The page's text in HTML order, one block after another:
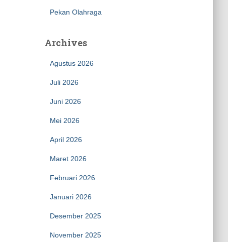
Pekan Olahraga
Archives
Agustus 2026
Juli 2026
Juni 2026
Mei 2026
April 2026
Maret 2026
Februari 2026
Januari 2026
Desember 2025
November 2025